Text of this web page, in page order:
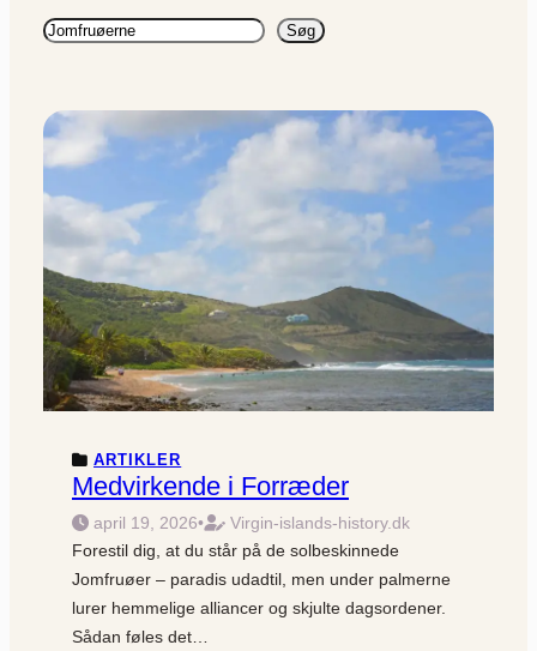
Søg Søg
ARTIKLER
Medvirkende i Forræder
april 19, 2026•
Virgin-islands-history.dk
Forestil dig, at du står på de solbeskinnede
Jomfruøer – paradis udadtil, men under palmerne
lurer hemmelige alliancer og skjulte dagsordener.
Sådan føles det…